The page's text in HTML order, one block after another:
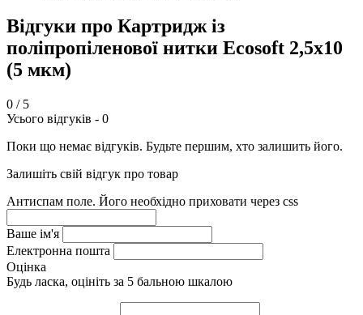
Відгуки про Картридж із
поліпропіленової нитки Ecosoft 2,5x10
(5 мкм)
0 / 5
Усього відгуків - 0
Поки що немає відгуків. Будьте першим, хто залишить його.
Залишіть свій відгук про товар
Антиспам поле. Його необхідно приховати через css
Ваше ім'я
Електронна пошта
Оцінка
Будь ласка, оцініть за 5 бальною шкалою